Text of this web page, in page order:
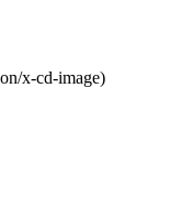
x-cd-image)